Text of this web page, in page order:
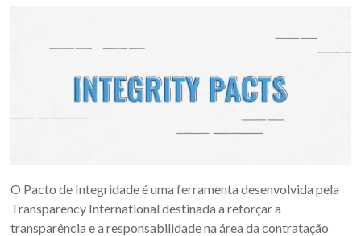
O Pacto de Integridade é uma ferramenta desenvolvida pela
Transparency International destinada a reforçar a
transparência e a responsabilidade na área da contratação